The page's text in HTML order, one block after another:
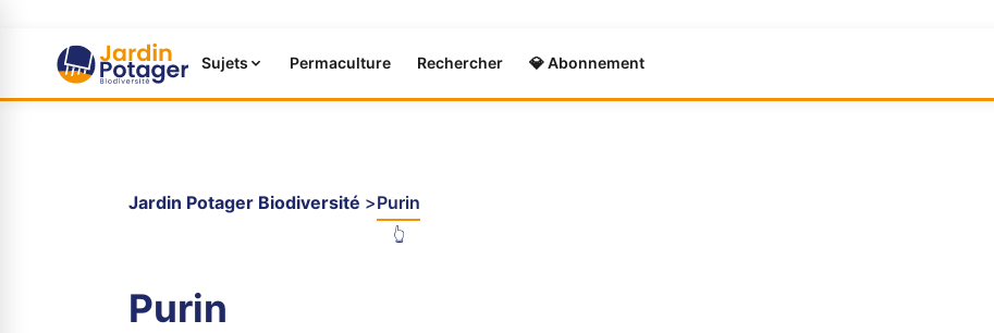
Sujets Permaculture Rechercher 💎 Abonnement
Jardin Potager Biodiversité Purin
👆
Purin